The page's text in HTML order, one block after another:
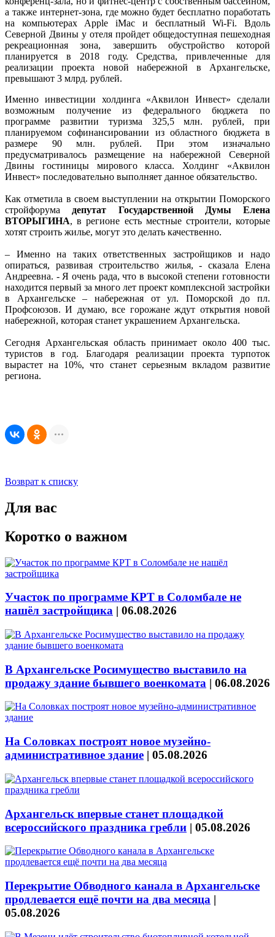
а также интернет-зона, где можно будет бесплатно поработать
на компьютерах Apple iMac и бесплатный Wi-Fi. Вдоль
Северной Двины у отеля пройдет общедоступная пешеходная
рекреационная зона, завершить обустройство которой
планируется в 2018 году. Средства, привлеченные для
реализации проекта новой набережной в Архангельске,
превышают 3 млрд. рублей.
Именно инвестиции холдинга «Аквилон Инвест» сделали
возможным получение из федерального бюджета по
программе развитии туризма 325,5 млн. рублей, при
планируемом софинансировании из областного бюджета в
размере 90 млн. рублей. При этом изначально
предусматривалось размещение на набережной Северной
Двины гостиницы мирового класса. Холдинг «Аквилон
Инвест» последовательно выполняет данное обязательство.
Как отметила в своем выступлении на открытии Поморского
стройфорума депутат Государственной Думы Елена
ВТОРЫГИНА, в регионе есть местные строители, которые
хотят строить жилье, могут это делать качественно.
– Именно на таких ответственных застройщиков и надо
опираться, развивая строительство жилья, - сказала Елена
Андреевна. - Я очень рада, что в высокой степени готовности
находится первый за много лет проект комплексной застройки
в Архангельске – набережная от ул. Поморской до пл.
Профсоюзов. И думаю, все горожане ждут открытия новой
набережной, которая станет украшением Архангельска.
Сегодня Архангельская область принимает около 400 тыс.
туристов в год. Благодаря реализации проекта турпоток
вырастет на 10%, что станет серьезным вкладом развитие
региона.
Возврат к списку
Для вас
Коротко о важном
Участок по программе КРТ в Соломбале не
нашёл застройщика | 06.08.2026
В Архангельске Росимущество выставило на
продажу здание бывшего военкомата | 06.08.2026
На Соловках построят новое музейно-
административное здание | 05.08.2026
Архангельск впервые станет площадкой
всероссийского праздника гребли | 05.08.2026
Перекрытие Обводного канала в Архангельске
продлевается ещё почти на два месяца |
05.08.2026